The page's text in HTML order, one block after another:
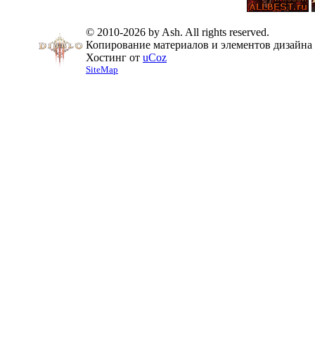
© 2010-2026 by Ash. All rights reserved.
Копирование материалов и элементов
Хостинг от uCoz
SiteMap